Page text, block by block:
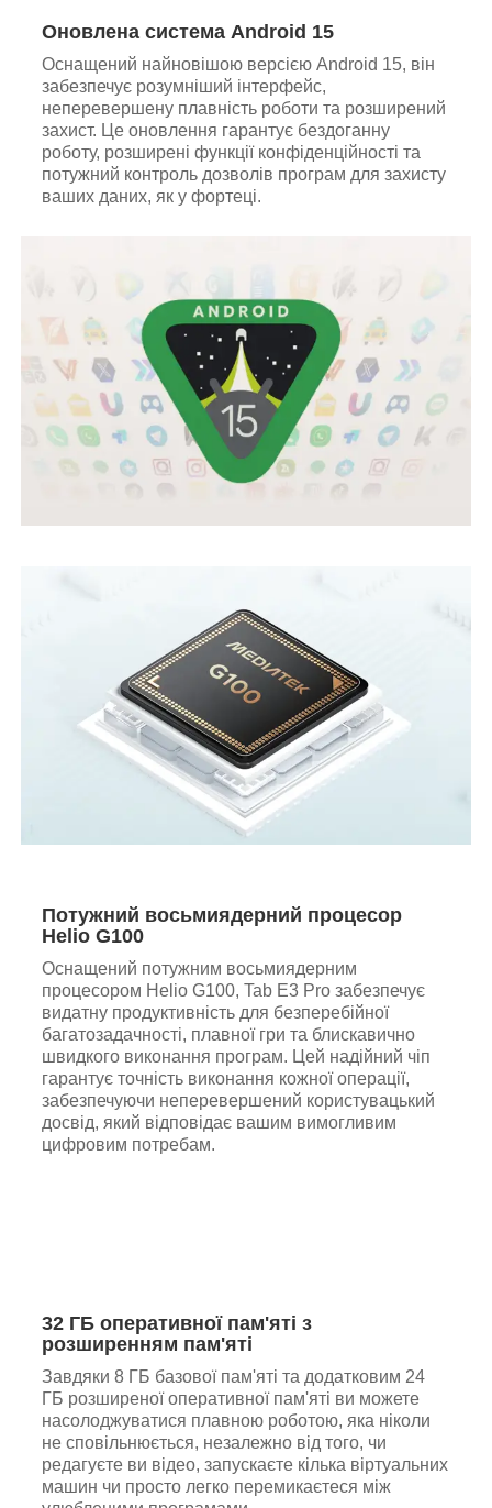
Оновлена система Android 15
Оснащений найновішою версією Android 15, він
забезпечує розумніший інтерфейс,
неперевершену плавність роботи та розширений
захист. Це оновлення гарантує бездоганну
роботу, розширені функції конфіденційності та
потужний контроль дозволів програм для захисту
ваших даних, як у фортеці.
Потужний восьмиядерний процесор
Helio G100
Оснащений потужним восьмиядерним
процесором Helio G100, Tab E3 Pro забезпечує
видатну продуктивність для безперебійної
багатозадачності, плавної гри та блискавично
швидкого виконання програм. Цей надійний чіп
гарантує точність виконання кожної операції,
забезпечуючи неперевершений користувацький
досвід, який відповідає вашим вимогливим
цифровим потребам.
32 ГБ оперативної пам'яті з
розширенням пам'яті
Завдяки 8 ГБ базової пам'яті та додатковим 24
ГБ розширеної оперативної пам'яті ви можете
насолоджуватися плавною роботою, яка ніколи
не сповільнюється, незалежно від того, чи
редагуєте ви відео, запускаєте кілька віртуальних
машин чи просто легко перемикаєтеся між